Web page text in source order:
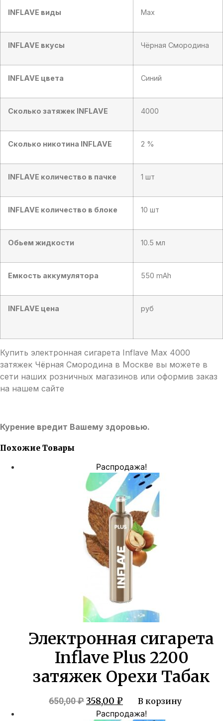
INFLAVE виды Max
INFLAVE вкусы Чёрная Смородина
INFLAVE цвета Синий
Сколько затяжек INFLAVE 4000
Сколько никотина INFLAVE 2 %
INFLAVE количество в пачке 1 шт
INFLAVE количество в блоке 10 шт
Обьем жидкости 10.5 мл
Емкость аккумулятора 550 mAh
INFLAVE цена руб
Купить электронная сигарета Inflave Max 4000
затяжек Чёрная Смородина в Москве вы можете в
сети наших розничных магазинов или оформив заказ
на нашем сайте
Курение вредит Вашему здоровью.
Похожие Товары
Распродажа!
Электронная сигарета
Inflave Plus 2200
затяжек Орехи Табак
650,00₽Первоначальная
цена
358,00 ₽ Текущая
цена:
В корзину
Распродажа!